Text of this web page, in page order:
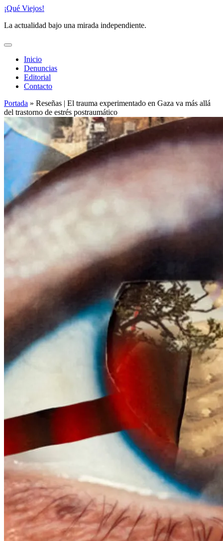
Saltar
contenido
¡Qué Viejos!
La actualidad bajo una mirada independiente.
Inicio
Denuncias
Editorial
Contacto
Portada » Reseñas | El trauma experimentado en Gaza va más allá
del trastorno de estrés postraumático